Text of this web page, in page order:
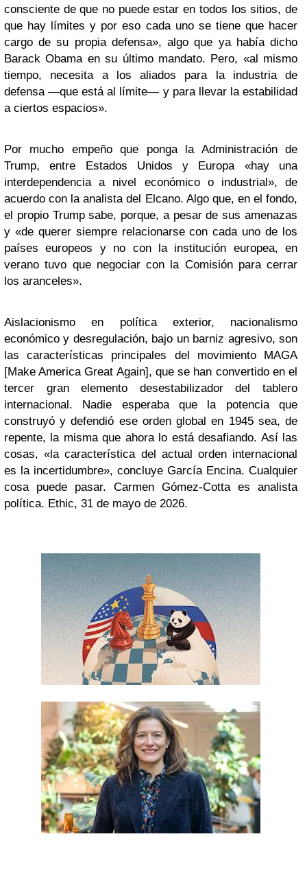
consciente de que no puede estar en todos los sitios, de
que hay límites y por eso cada uno se tiene que hacer
cargo de su propia defensa», algo que ya había dicho
Barack Obama en su último mandato. Pero, «al mismo
tiempo, necesita a los aliados para la industria de
defensa —que está al límite— y para llevar la estabilidad
a ciertos espacios».
Por mucho empeño que ponga la Administración de
Trump, entre Estados Unidos y Europa «hay una
interdependencia a nivel económico o industrial», de
acuerdo con la analista del Elcano. Algo que, en el fondo,
el propio Trump sabe, porque, a pesar de sus amenazas
y «de querer siempre relacionarse con cada uno de los
países europeos y no con la institución europea, en
verano tuvo que negociar con la Comisión para cerrar
los aranceles».
Aislacionismo en política exterior, nacionalismo
económico y desregulación, bajo un barniz agresivo, son
las características principales del movimiento MAGA
[Make America Great Again], que se han convertido en el
tercer gran elemento desestabilizador del tablero
internacional. Nadie esperaba que la potencia que
construyó y defendió ese orden global en 1945 sea, de
repente, la misma que ahora lo está desafiando. Así las
cosas, «la característica del actual orden internacional
es la incertidumbre», concluye García Encina. Cualquier
cosa puede pasar. Carmen Gómez-Cotta es analista
política. Ethic, 31 de mayo de 2026.